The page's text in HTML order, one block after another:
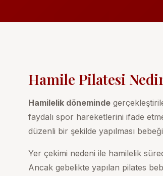
Hamile Pilatesi
Hamilelik döneminde
faydalı spor hareketlerini ifade
düzenli bir şekilde yapılması
Yer çekimi nedeni ile hamilelik
Ancak gebelikte yapılan pilates